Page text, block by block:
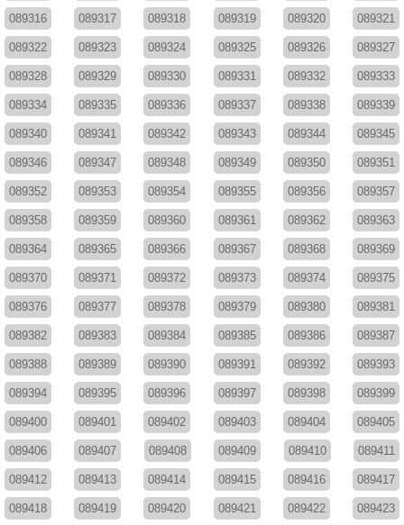
089316 089317 089318 089319 089320 089321
089322 089323 089324 089325 089326 089327
089328 089329 089330 089331 089332 089333
089334 089335 089336 089337 089338 089339
089340 089341 089342 089343 089344 089345
089346 089347 089348 089349 089350 089351
089352 089353 089354 089355 089356 089357
089358 089359 089360 089361 089362 089363
089364 089365 089366 089367 089368 089369
089370 089371 089372 089373 089374 089375
089376 089377 089378 089379 089380 089381
089382 089383 089384 089385 089386 089387
089388 089389 089390 089391 089392 089393
089394 089395 089396 089397 089398 089399
089400 089401 089402 089403 089404 089405
089406 089407 089408 089409 089410 089411
089412 089413 089414 089415 089416 089417
089418 089419 089420 089421 089422 089423